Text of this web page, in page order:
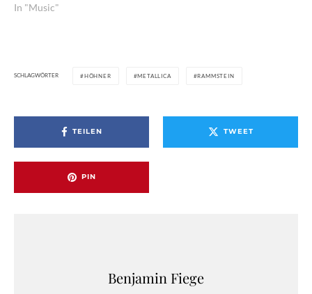
In "Music"
SCHLAGWÖRTER HÖHNER METALLICA RAMMSTEIN
TEILEN TWEET
PIN
Benjamin Fiege